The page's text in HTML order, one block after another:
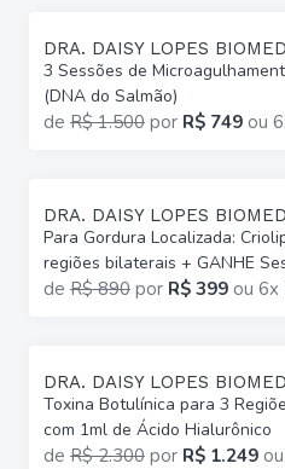
DRA. DAISY LOPES
3 Sessões de
(DNA do Salmão)
de R$ 1.500 por R$ 749 ou
DRA. DAISY LOPES
Para Gordura Localizada:
regiões bilaterais + GANHE
de R$ 890 por R$ 399 ou 6x
DRA. DAISY LOPES
Toxina Botulínica para 3
com 1ml de Ácido Hialurônico
de R$ 2.300 por R$ 1.249 ou